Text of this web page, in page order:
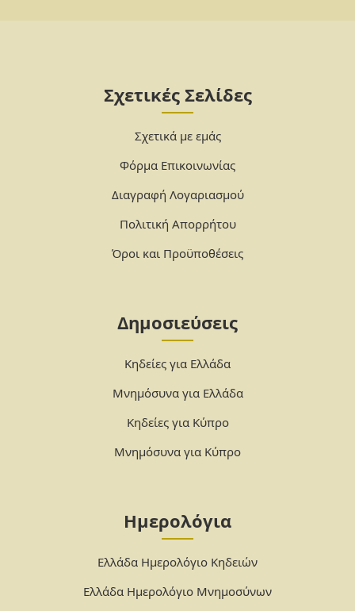
Σχετικές Σελίδες
Σχετικά με εμάς
Φόρμα Επικοινωνίας
Διαγραφή Λογαριασμού
Πολιτική Απορρήτου
Όροι και Προϋποθέσεις
Δημοσιεύσεις
Κηδείες για Ελλάδα
Μνημόσυνα για Ελλάδα
Κηδείες για Κύπρο
Μνημόσυνα για Κύπρο
Ημερολόγια
Ελλάδα Ημερολόγιο Κηδειών
Ελλάδα Ημερολόγιο Μνημοσύνων